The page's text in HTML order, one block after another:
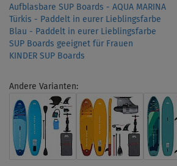
Aufblasbare SUP Boards - AQUA MARINA
Türkis - Paddelt in eurer Lieblingsfarbe
Blau - Paddelt in eurer Lieblingsfarbe
SUP Boards geeignet für Frauen
KINDER SUP Boards
Andere Varianten: